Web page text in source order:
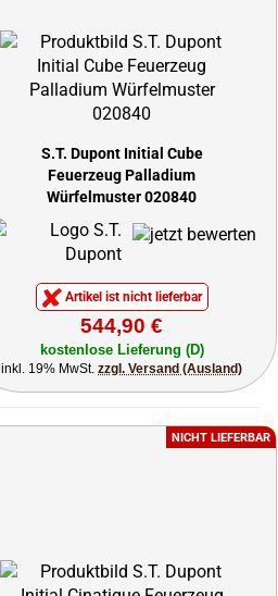
S.T. Dupont Initial Cube
Feuerzeug Palladium
Würfelmuster 020840
Artikel ist nicht lieferbar
544,90 €
kostenlose Lieferung (D)
inkl. 19% MwSt.zzgl. Versand (Ausland)
NICHT LIEFERBAR